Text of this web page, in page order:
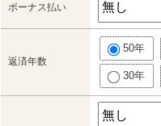
ボーナス払い
返済年数
50年
30年